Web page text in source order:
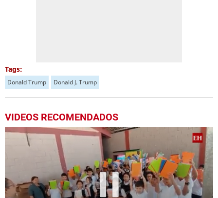
Tags:
Donald Trump Donald J. Trump
VIDEOS RECOMENDADOS